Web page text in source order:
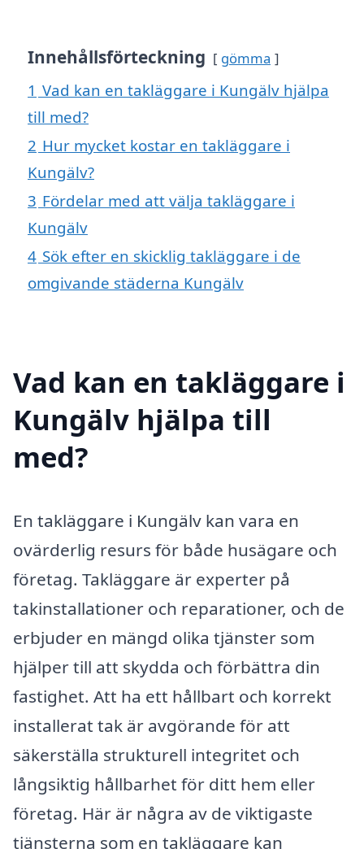
Innehållsförteckning gömma
1 Vad kan en takläggare i Kungälv hjälpa
till med?
2 Hur mycket kostar en takläggare i
Kungälv?
3 Fördelar med att välja takläggare i
Kungälv
4 Sök efter en skicklig takläggare i de
omgivande städerna Kungälv
Vad kan en takläggare i
Kungälv hjälpa till
med?
En takläggare i Kungälv kan vara en
ovärderlig resurs för både husägare och
företag. Takläggare är experter på
takinstallationer och reparationer, och de
erbjuder en mängd olika tjänster som
hjälper till att skydda och förbättra din
fastighet. Att ha ett hållbart och korrekt
installerat tak är avgörande för att
säkerställa strukturell integritet och
långsiktig hållbarhet för ditt hem eller
företag. Här är några av de viktigaste
tjänsterna som en takläggare kan